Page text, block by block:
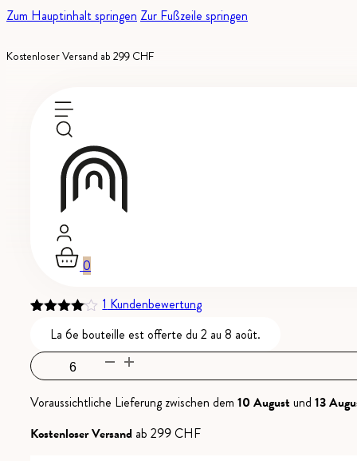
Zum Hauptinhalt springen Zur Fußzeile springen
Kostenloser Versand ab 299 CHF
0
Auf Bestellung erhältlich
Signature
AOC Wallis
Songe d’une Nuit d’été
mit4.00
von 5,
basierend
auf
1 Kundenbewertung
La 6e bouteille est offerte du 2 au 8 août.
Songe
d'une
Nuit
Menge
Voraussichtliche Lieferung zwischen dem 10 August und 13
Kostenloser Versand ab 299 CHF